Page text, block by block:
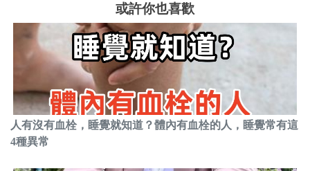
或許你也喜歡
人有沒有血栓，睡覺就知道？體內有血栓的人，睡覺常有這
4種異常